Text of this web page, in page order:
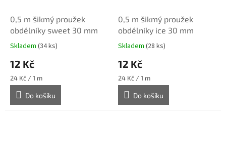
0,5 m šikmý proužek
obdélníky sweet 30 mm
Skladem (34 ks)
12 Kč
Měrná
cena:
24 Kč / 1 m
Do košíku
0,5 m šikmý proužek
obdélníky ice 30 mm
Skladem (28 ks)
12 Kč
Měrná
cena:
24 Kč / 1 m
Do košíku